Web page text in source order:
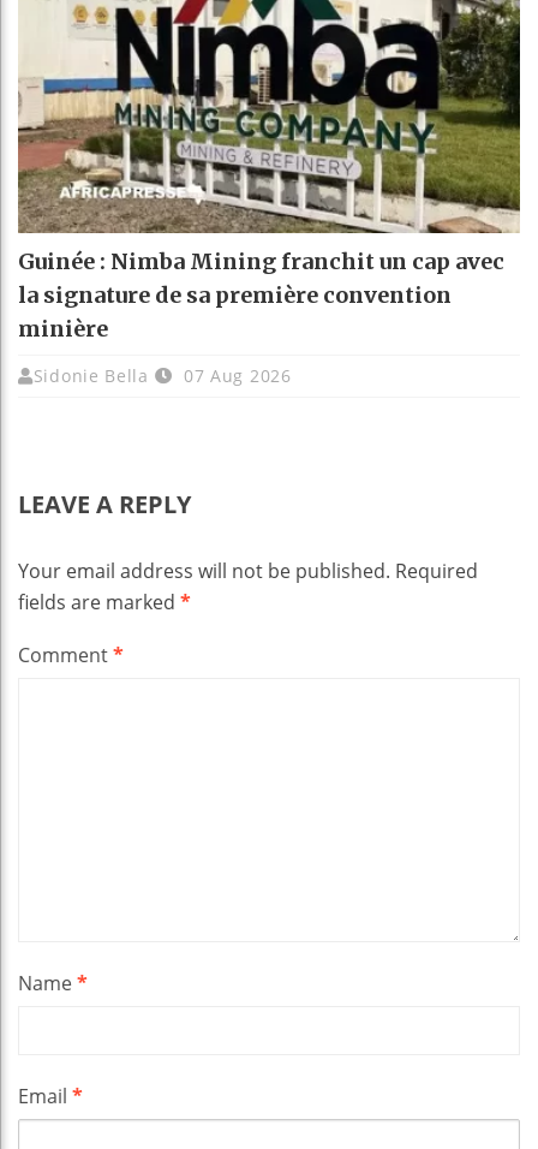
Guinée : Nimba Mining franchit un cap avec
la signature de sa première convention
minière
Sidonie Bella 07 Aug 2026
LEAVE A REPLY
Your email address will not be published. Required
fields are marked *
Comment*
Name*
Email *